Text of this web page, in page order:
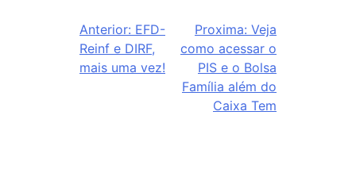
Anterior: EFD-
Reinf e DIRF,
mais uma vez!
Proxima: Veja
como acessar o
PIS e o Bolsa
Família além do
Caixa Tem